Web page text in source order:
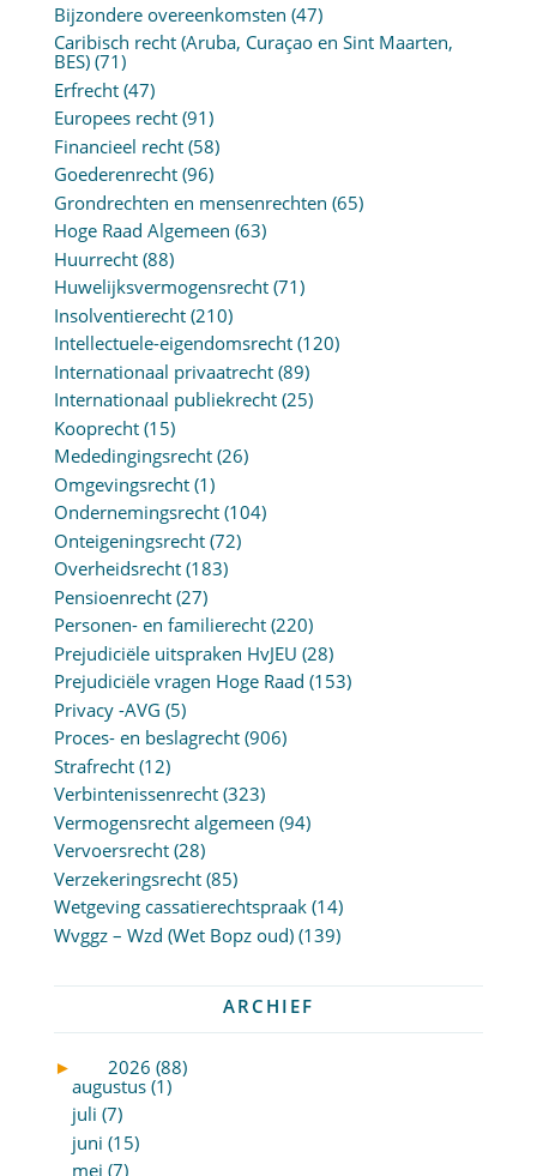
Bijzondere overeenkomsten (47)
Caribisch recht (Aruba, Curaçao en Sint Maarten,
BES)(71)
Erfrecht(47)
Europees recht(91)
Financieel recht(58)
Goederenrecht(96)
Grondrechten en mensenrechten (65)
Hoge Raad Algemeen (63)
Huurrecht(88)
Huwelijksvermogensrecht(71)
Insolventierecht(210)
Intellectuele-eigendomsrecht(120)
Internationaal privaatrecht(89)
Internationaal publiekrecht(25)
Kooprecht(15)
Mededingingsrecht(26)
Omgevingsrecht(1)
Ondernemingsrecht(104)
Onteigeningsrecht(72)
Overheidsrecht(183)
Pensioenrecht(27)
Personen- en familierecht(220)
Prejudiciële uitspraken HvJEU (28)
Prejudiciële vragen Hoge Raad (153)
Privacy -AVG (5)
Proces- en beslagrecht(906)
Strafrecht(12)
Verbintenissenrecht(323)
Vermogensrecht algemeen (94)
Vervoersrecht(28)
Verzekeringsrecht(85)
Wetgeving cassatierechtspraak(14)
Wvggz – Wzd (Wet Bopz oud)(139)
ARCHIEF
►
2026 (88)
augustus (1)
juli (7)
juni (15)
mei (7)